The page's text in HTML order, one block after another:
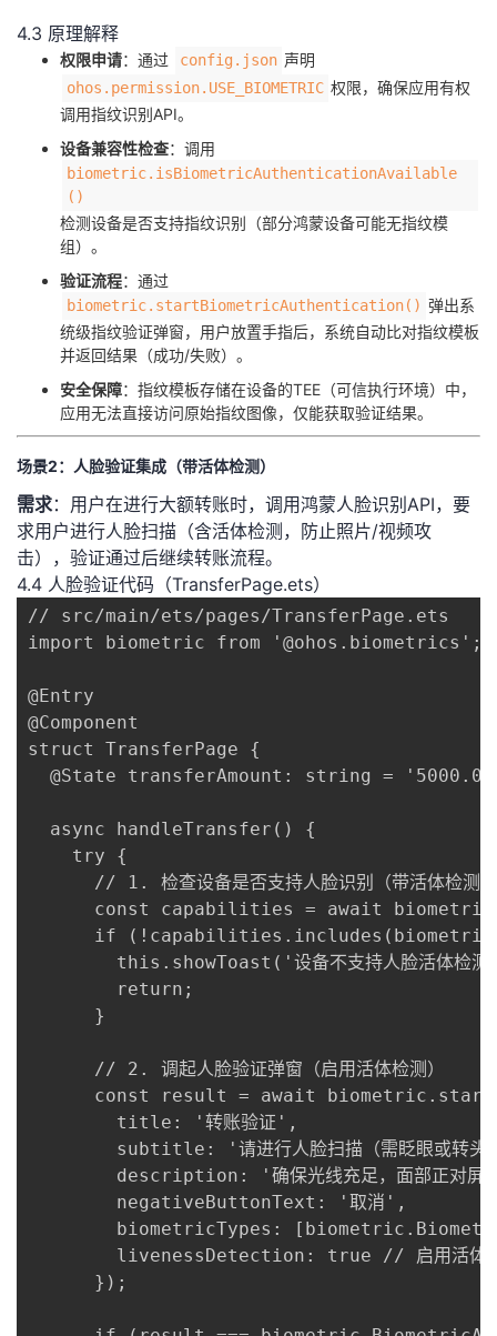
4.3 原理解释
​权限申请​​：通过 config.json 声明
ohos.permission.USE_BIOMETRIC 权限，确保应用有权
调用指纹识别API。
​设备兼容性检查​​：调用
biometric.isBiometricAuthenticationAvailable
()
检测设备是否支持指纹识别（部分鸿蒙设备可能无指纹模
组）。
​验证流程​​：通过
biometric.startBiometricAuthentication() 弹出系
统级指纹验证弹窗，用户放置手指后，系统自动比对指纹模板
并返回结果（成功/失败）。
​安全保障​​：指纹模板存储在设备的TEE（可信执行环境）中，
应用无法直接访问原始指纹图像，仅能获取验证结果。
场景2：人脸验证集成（带活体检测）
​需求​​：用户在进行大额转账时，调用鸿蒙人脸识别API，要
求用户进行人脸扫描（含活体检测，防止照片/视频攻
击），验证通过后继续转账流程。
4.4 人脸验证代码（TransferPage.ets）
// src/main/ets/pages/TransferPage.ets
import biometric from '@ohos.biometrics';
@Entry
@Component
struct TransferPage {
@State transferAmount: string = '5000.00
  async handleTransfer() {
    try {
      // 1. 检查设备是否支持人脸识别（带活体检测）
const capabilities = await
if
this.showToast('设备不支持人脸活体检测
        return;
      }
      // 2. 调起人脸验证弹窗（启用活体检测）
const result = await
        title: '转账验证',
subtitle: '请进行人脸扫描（需眨眼或转头
description: '确保光线充足，面部正对屏
        negativeButtonText: '取消',
biometricTypes:
livenessDetection: true // 启用活体
      });